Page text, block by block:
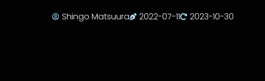
Shingo Matsuura 2022-07-11 2023-10-30